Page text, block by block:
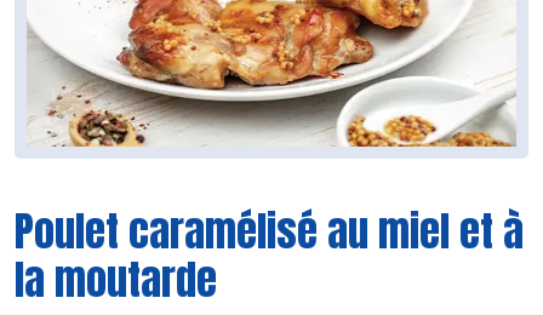
Poulet caramélisé au miel et à
la moutarde